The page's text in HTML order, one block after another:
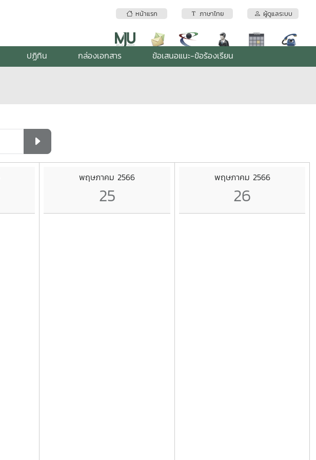
หน้าแรก ภาษาไทย ผู้ดูแลระบบ
ปฏิทิน กล่องเอกสาร ข้อเสนอแนะ-ข้อร้องเรียน
พฤษภาคม 2566
25
พฤษภาคม 2566
26